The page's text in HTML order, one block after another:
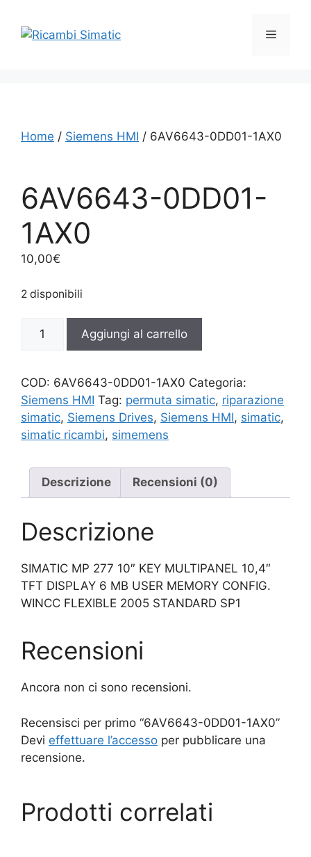
contenuto
Menu
Home / Siemens HMI / 6AV6643-0DD01-1AX0
6AV6643-0DD01-
1AX0
10,00€
2 disponibili
0DD01-
quantità
Aggiungi al carrello
COD: 6AV6643-0DD01-1AX0 Categoria:
Siemens HMI Tag: permuta simatic, riparazione
simatic, Siemens Drives, Siemens HMI, simatic,
simatic ricambi, simemens
Descrizione Recensioni (0)
Descrizione
SIMATIC MP 277 10″ KEY MULTIPANEL 10,4″
TFT DISPLAY 6 MB USER MEMORY CONFIG.
WINCC FLEXIBLE 2005 STANDARD SP1
Recensioni
Ancora non ci sono recensioni.
Recensisci per primo “6AV6643-0DD01-1AX0”
Devi effettuare l’accesso per pubblicare una
recensione.
Prodotti correlati